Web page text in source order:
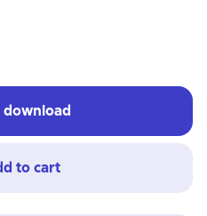
download
to cart